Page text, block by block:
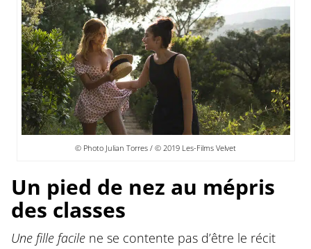
© Photo Julian Torres / © 2019 Les-Films Velvet
Un pied de nez au mépris
des classes
Une fille facile ne se contente pas d’être le récit